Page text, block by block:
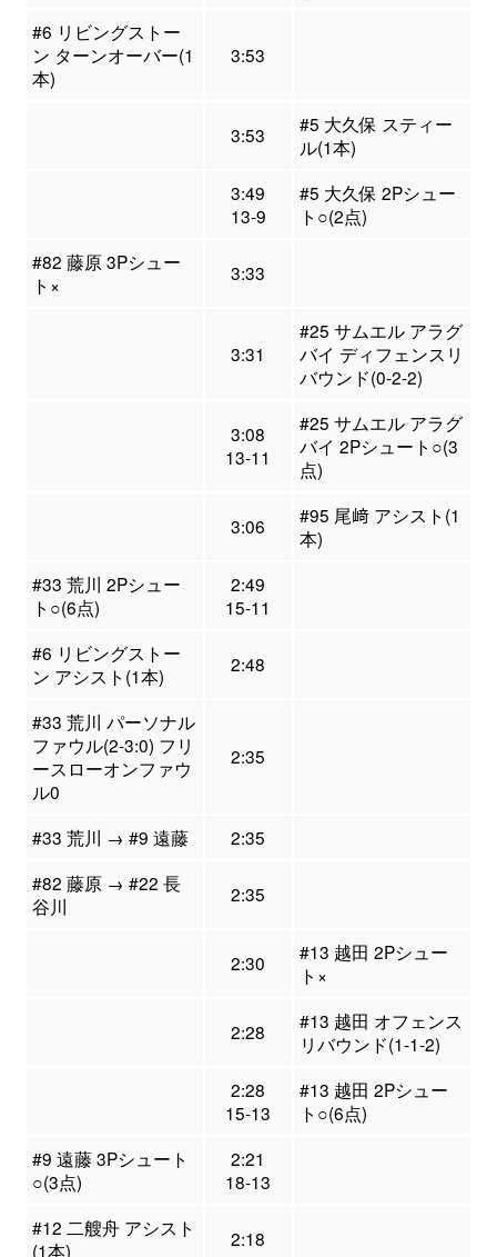
#6 リビングストー
ン ターンオーバー(1
本)
3:53
3:53
#5 大久保 スティー
ル(1本)
3:49
13-9
#5 大久保 2Pシュー
ト○(2点)
#82 藤原 3Pシュー
ト×
3:33
3:31
#25 サムエル アラグ
バイ ディフェンスリ
バウンド(0-2-2)
3:08
13-11
#25 サムエル アラグ
バイ 2Pシュート○(3
点)
3:06
#95 尾﨑 アシスト(1
本)
#33 荒川 2Pシュー
ト○(6点)
2:49
15-11
#6 リビングストー
ン アシスト(1本)
2:48
#33 荒川 パーソナル
ファウル(2-3:0) フリ
ースローオンファウ
ル0
2:35
#33 荒川 → #9 遠藤
2:35
#82 藤原 → #22 長
谷川
2:35
2:30
#13 越田 2Pシュー
ト×
2:28
#13 越田 オフェンス
リバウンド(1-1-2)
2:28
15-13
#13 越田 2Pシュー
ト○(6点)
#9 遠藤 3Pシュート
○(3点)
2:21
18-13
#12 二艘舟 アシスト
(1本)
2:18